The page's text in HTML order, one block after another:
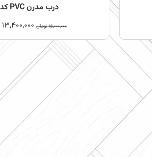
درب مدرن PVC کد55
15,000,000 تومان 13,400,000